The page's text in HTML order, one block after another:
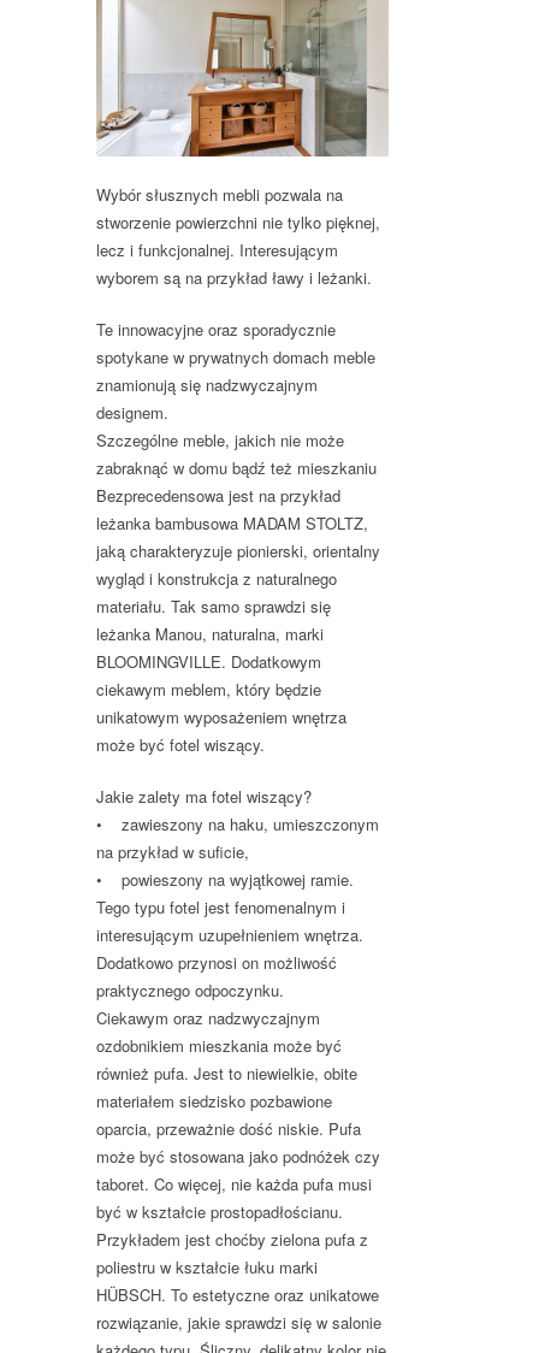
Wybór słusznych mebli pozwala na
stworzenie powierzchni nie tylko pięknej,
lecz i funkcjonalnej. Interesującym
wyborem są na przykład ławy i leżanki.
Te innowacyjne oraz sporadycznie
spotykane w prywatnych domach meble
znamionują się nadzwyczajnym
designem.
Szczególne meble, jakich nie może
zabraknąć w domu bądź też mieszkaniu
Bezprecedensowa jest na przykład
leżanka bambusowa MADAM STOLTZ,
jaką charakteryzuje pionierski, orientalny
wygląd i konstrukcja z naturalnego
materiału. Tak samo sprawdzi się
leżanka Manou, naturalna, marki
BLOOMINGVILLE. Dodatkowym
ciekawym meblem, który będzie
unikatowym wyposażeniem wnętrza
może być fotel wiszący.
Jakie zalety ma fotel wiszący?
• zawieszony na haku, umieszczonym
na przykład w suficie,
• powieszony na wyjątkowej ramie.
Tego typu fotel jest fenomenalnym i
interesującym uzupełnieniem wnętrza.
Dodatkowo przynosi on możliwość
praktycznego odpoczynku.
Ciekawym oraz nadzwyczajnym
ozdobnikiem mieszkania może być
również pufa. Jest to niewielkie, obite
materiałem siedzisko pozbawione
oparcia, przeważnie dość niskie. Pufa
może być stosowana jako podnóżek czy
taboret. Co więcej, nie każda pufa musi
być w kształcie prostopadłościanu.
Przykładem jest choćby zielona pufa z
poliestru w kształcie łuku marki
HÜBSCH. To estetyczne oraz unikatowe
rozwiązanie, jakie sprawdzi się w salonie